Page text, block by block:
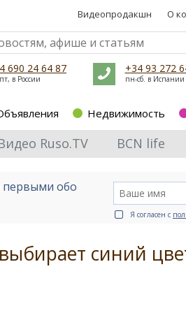
Видеопродакшн О
690 24 64 87
в России
+34 93 272
пн-сб. в Испании
Недвижимость
Ruso.TV BCN life
первыми обо
Я согласен с
синий